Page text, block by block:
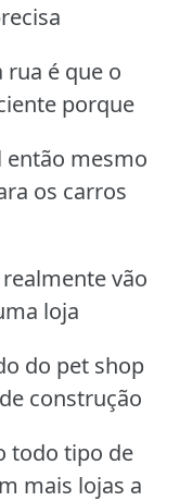
rua é que o
porque
então mesmo
os carros
vão
loja
do pet shop
construção
todo tipo de
mais lojas a